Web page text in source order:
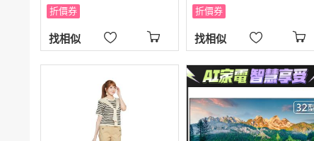
折價券
找相似
折價券
找相似